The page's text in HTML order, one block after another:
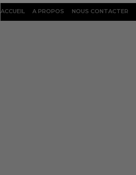
ACCUEIL A PROPOS NOUS CONTACTER